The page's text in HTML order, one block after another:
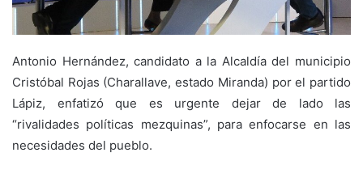
Antonio Hernández, candidato a la Alcaldía del municipio
Cristóbal Rojas (Charallave, estado Miranda) por el partido
Lápiz, enfatizó que es urgente dejar de lado las
“rivalidades políticas mezquinas”, para enfocarse en las
necesidades del pueblo.